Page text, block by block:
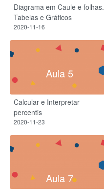
Diagrama em Caule e folhas.
Tabelas e Gráficos
2020-11-16
Aula 5
Calcular e Interpretar
percentis
2020-11-23
Aula 7